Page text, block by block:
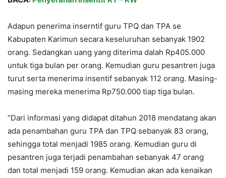
Adapun penerima inserntif guru TPQ dan TPA se
Kabupaten Karimun secara keseluruhan sebanyak 1902
orang. Sedangkan uang yang diterima dalah Rp405.000
untuk tiga bulan per orang. Kemudian guru pesantren juga
turut serta menerima insentif sebanyak 112 orang. Masing-
masing mereka menerima Rp750.000 tiap tiga bulan.
“Dari informasi yang didapat ditahun 2018 mendatang akan
ada penambahan guru TPA dan TPQ sebanyak 83 orang,
sehingga total menjadi 1985 orang. Kemudian guru di
pesantren juga terjadi penambahan sebanyak 47 orang
dan total menjadi 159 orang. Kemudian akan ada kenaikan